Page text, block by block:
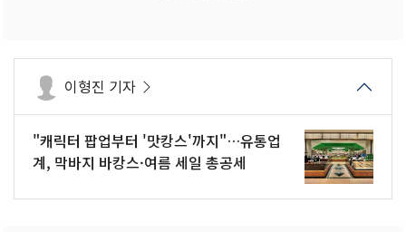
이형진 기자
"캐릭터 팝업부터 '맛캉스'까지"…유통업
계, 막바지 바캉스·여름 세일 총공세